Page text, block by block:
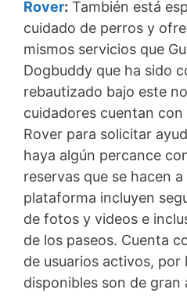
Rover: También está
cuidado de perros y
mismos servicios que
Dogbuddy que ha sido
rebautizado bajo este
cuidadores cuentan
Rover para solicitar
haya algún percance
reservas que se hacen
plataforma incluyen
de fotos y videos e
de los paseos. Cuenta
de usuarios activos, por
disponibles son de gran